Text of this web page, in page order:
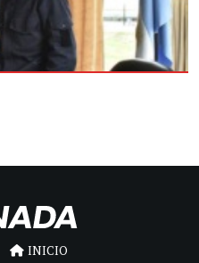
INICIO